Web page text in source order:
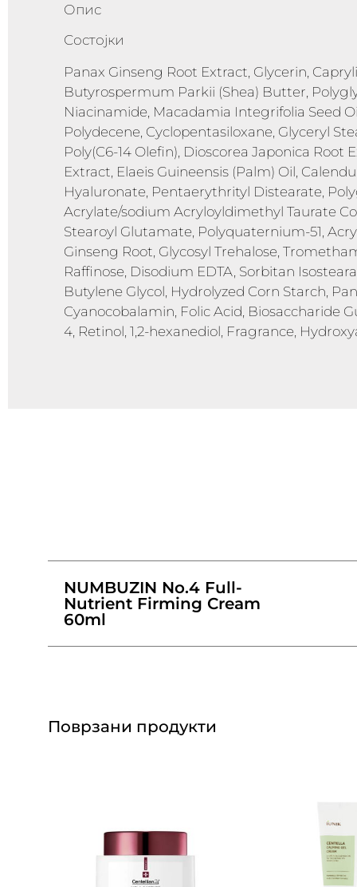
Опис
Состојки
Panax Ginseng Root Extract, Glycerin,
Butyrospermum Parkii (Shea) Butter,
Niacinamide, Macadamia Integrifolia Seed
Polydecene, Cyclopentasiloxane, Glyceryl
Poly(C6-14 Olefin), Dioscorea Japonica
Extract, Elaeis Guineensis (Palm) Oil,
Hyaluronate, Pentaerythrityl Distearate,
Acrylate/sodium Acryloyldimethyl Taurate
Stearoyl Glutamate, Polyquaternium-51,
Ginseng Root, Glycosyl Trehalose,
Raffinose, Disodium EDTA, Sorbitan
Butylene Glycol, Hydrolyzed Corn Starch,
Cyanocobalamin, Folic Acid, Biosaccharide
4, Retinol, 1,2-hexanediol, Fragrance,
NUMBUZIN No.4 Full-
Nutrient Firming Cream
60ml
Поврзани продукти